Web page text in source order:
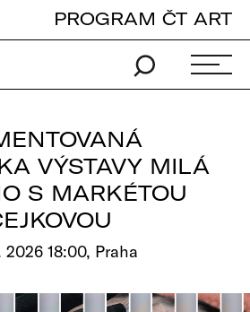
PROGRAM ČT ART
VÝSTAVY MILÁ
S MARKÉTOU
2026 18:00, Praha